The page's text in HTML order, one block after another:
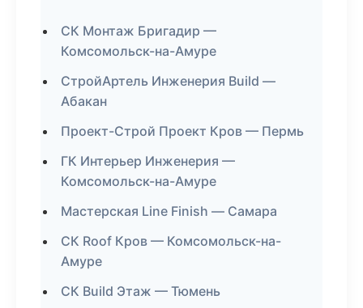
СК Монтаж Бригадир —
Комсомольск-на-Амуре
СтройАртель Инженерия Build —
Абакан
Проект-Строй Проект Кров — Пермь
ГК Интерьер Инженерия —
Комсомольск-на-Амуре
Мастерская Line Finish — Самара
СК Roof Кров — Комсомольск-на-
Амуре
СК Build Этаж — Тюмень